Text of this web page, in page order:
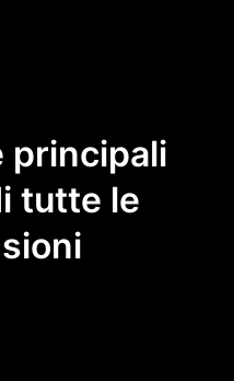
principali
tutte le